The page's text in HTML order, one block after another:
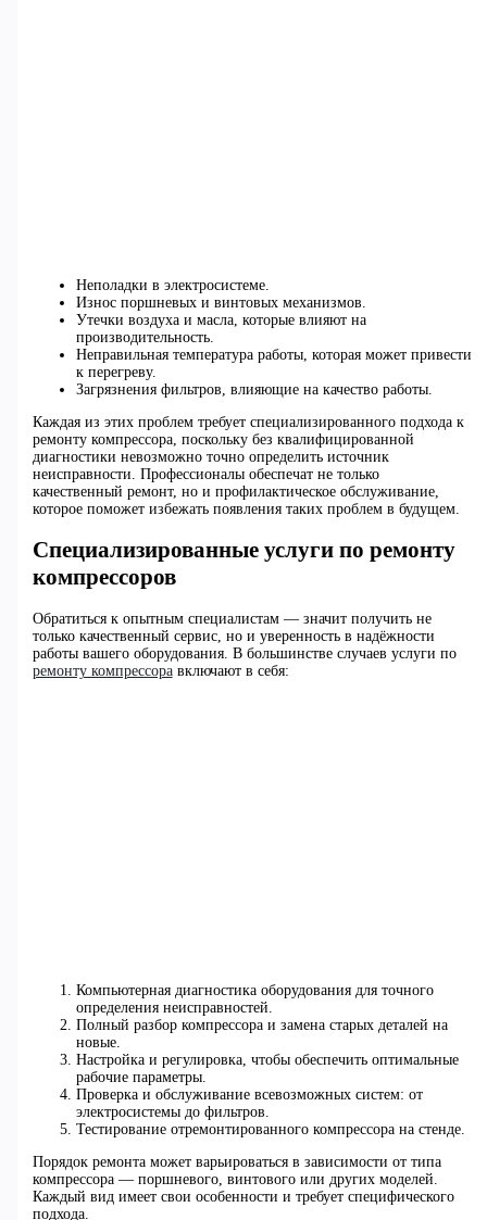
Неполадки в электросистеме.
Износ поршневых и винтовых механизмов.
Утечки воздуха и масла, которые влияют на
производительность.
Неправильная температура работы, которая может привести
к перегреву.
Загрязнения фильтров, влияющие на качество работы.
Каждая из этих проблем требует специализированного подхода к
ремонту компрессора, поскольку без квалифицированной
диагностики невозможно точно определить источник
неисправности. Профессионалы обеспечат не только
качественный ремонт, но и профилактическое обслуживание,
которое поможет избежать появления таких проблем в будущем.
Специализированные услуги по ремонту
компрессоров
Обратиться к опытным специалистам — значит получить не
только качественный сервис, но и уверенность в надёжности
работы вашего оборудования. В большинстве случаев услуги по
ремонту компрессоравключают в себя:
Компьютерная диагностика оборудования для точного
определения неисправностей.
Полный разбор компрессора и замена старых деталей на
новые.
Настройка и регулировка, чтобы обеспечить оптимальные
рабочие параметры.
Проверка и обслуживание всевозможных систем: от
электросистемы до фильтров.
Тестирование отремонтированного компрессора на стенде.
Порядок ремонта может варьироваться в зависимости от типа
компрессора — поршневого, винтового или других моделей.
Каждый вид имеет свои особенности и требует специфического
подхода.